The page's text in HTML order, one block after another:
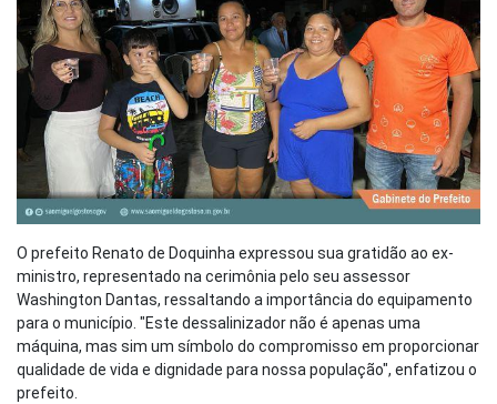
O prefeito Renato de Doquinha expressou sua gratidão ao ex-
ministro, representado na cerimônia pelo seu assessor
Washington Dantas, ressaltando a importância do equipamento
para o município. "Este dessalinizador não é apenas uma
máquina, mas sim um símbolo do compromisso em proporcionar
qualidade de vida e dignidade para nossa população", enfatizou o
prefeito.